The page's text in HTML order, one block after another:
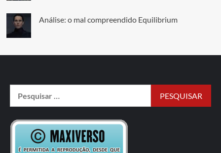
Análise: o mal compreendido Equilibrium